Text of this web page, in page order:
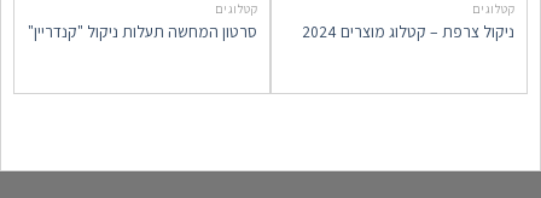
קטלוגים
ניקול צרפת – קטלוג מוצרים 2024
קטלוגים
סרטון המחשה תעלות ניקול "קנדריין"